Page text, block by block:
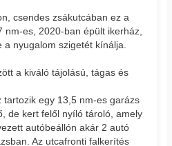
csendes zsákutcában ez a
nm-es, 2020-ban épült ikerház,
nyugalom szigetét kínálja.
a kiváló tájolású, tágas és
tartozik egy 13,5 nm-es garázs
de kert felől nyíló tároló, amely
autóbeállón akár 2 autó
Az utcafronti falkerítés